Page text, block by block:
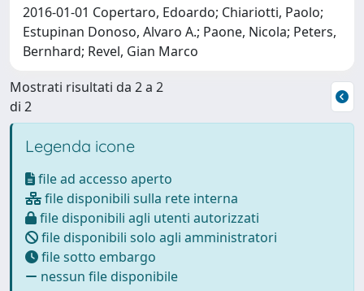
2016-01-01 Copertaro, Edoardo; Chiariotti, Paolo;
Estupinan Donoso, Alvaro A.; Paone, Nicola; Peters,
Bernhard; Revel, Gian Marco
Mostrati risultati da 2 a 2
di 2
Legenda icone
file ad accesso aperto
file disponibili sulla rete interna
file disponibili agli utenti autorizzati
file disponibili solo agli amministratori
file sotto embargo
nessun file disponibile